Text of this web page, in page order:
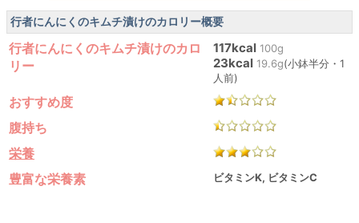
行者にんにくのキムチ漬けのカロリー概要
行者にんにくのキムチ漬けのカロ
リー
117kcal 100g
23kcal 19.6g(小鉢半分・1
人前)
おすすめ度
腹持ち
栄養
豊富な栄養素
ビタミンK, ビタミンC